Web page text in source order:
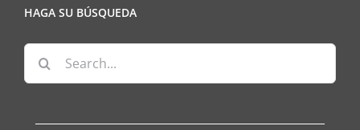
HAGA SU BÚSQUEDA
Search
for: